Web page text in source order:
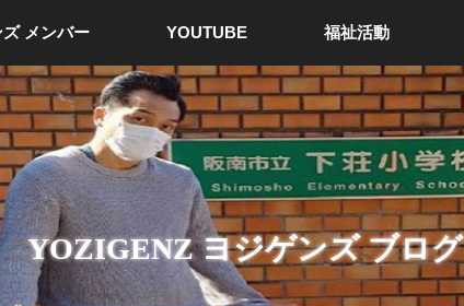
メンバー YOUTUBE 福祉活動
YOZIGENZ ヨジゲンズ ブログ